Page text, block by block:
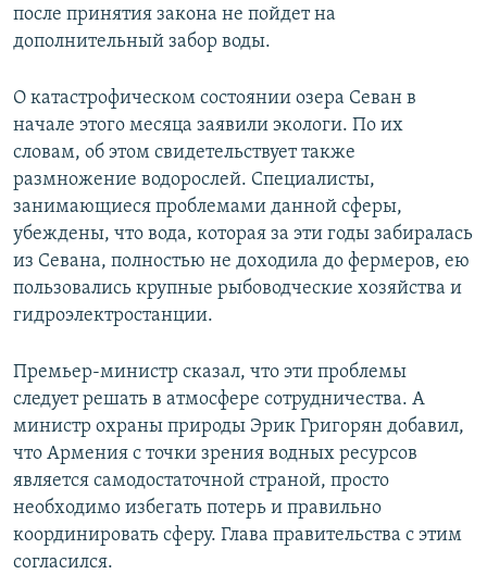
после принятия закона не пойдет на
дополнительный забор воды.
О катастрофическом состоянии озера Севан в
начале этого месяца заявили экологи. По их
словам, об этом свидетельствует также
размножение водорослей. Специалисты,
занимающиеся проблемами данной сферы,
убеждены, что вода, которая за эти годы забиралась
из Севана, полностью не доходила до фермеров, ею
пользовались крупные рыбоводческие хозяйства и
гидроэлектростанции.
Премьер-министр сказал, что эти проблемы
следует решать в атмосфере сотрудничества. А
министр охраны природы Эрик Григорян добавил,
что Армения с точки зрения водных ресурсов
является самодостаточной страной, просто
необходимо избегать потерь и правильно
координировать сферу. Глава правительства с этим
согласился.